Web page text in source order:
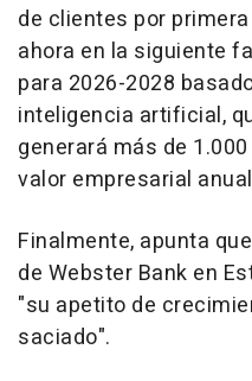
de clientes por
ahora en la siguiente
para 2026-2028
inteligencia artificial,
generará más de
valor empresarial
Finalmente, apunta
de Webster Bank en
"su apetito de
saciado".